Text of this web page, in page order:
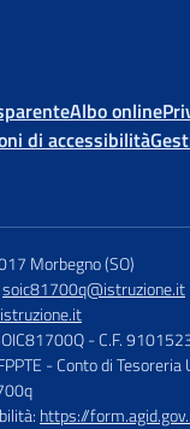
Albo online
di accessibilità
Morbegno (SO)
soic81700q@istruzione.it
- C.F.
- Conto di
https://